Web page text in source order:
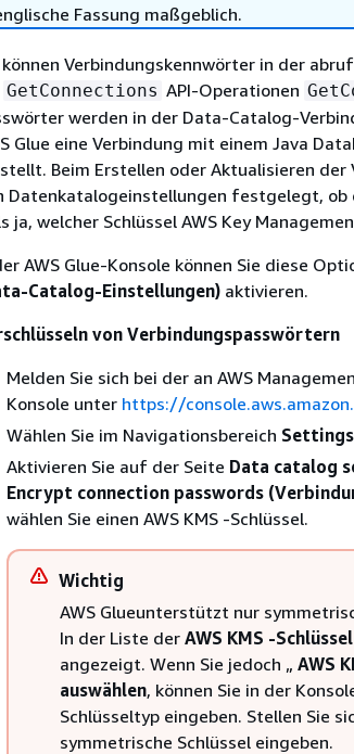
Fassung maßgeblich.
können Verbindungskennwörter in der
GetConnections API-Operationen
werden in der Data-Catalog-
Glue eine Verbindung mit einem Java
Beim Erstellen oder Aktualisieren
Datenkatalogeinstellungen festgelegt, ob
ja, welcher Schlüssel AWS Key
AWS Glue-Konsole können Sie diese
Catalog-Einstellungen) aktivieren.
von Verbindungspasswörtern
Melden Sie sich bei der an AWS
Konsole unter https://
Wählen Sie im Navigationsbereich
Aktivieren Sie auf der Seite Data catalog
Encrypt connection passwords
wählen Sie einen AWS KMS -Schlüssel.
Wichtig
AWS Glueunterstützt nur
In der Liste der AWS KMS -Schlüssel
angezeigt. Wenn Sie jedoch „ AWS
auswählen, können Sie in der
Schlüsseltyp eingeben. Stellen Sie
symmetrische Schlüssel eingeben.